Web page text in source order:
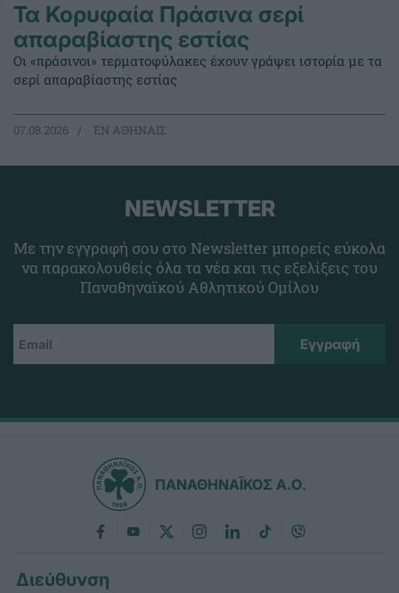
Τα Κορυφαία Πράσινα σερί
απαραβίαστης εστίας
Οι «πράσινοι» τερματοφύλακες έχουν γράψει ιστορία με τα
σερί απαραβίαστης εστίας
07.08.2026 EΝ ΑΘΗΝΑΙΣ
NEWSLETTER
Με την εγγραφή σου στο Newsletter μπορείς εύκολα
να παρακολουθείς όλα τα νέα και τις εξελίξεις του
Παναθηναϊκού Αθλητικού Ομίλου
ΠΑΝΑΘΗΝΑΪΚΟΣ Α.Ο.
Διεύθυνση